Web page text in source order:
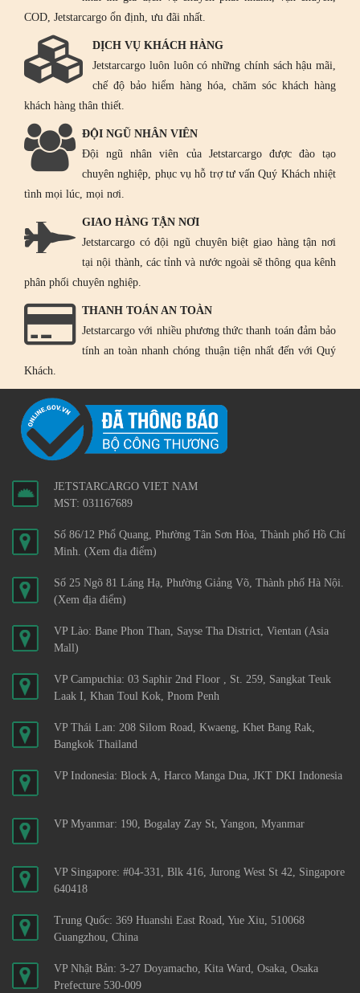
COD, Jetstarcargo ổn định, ưu đãi nhất.
DỊCH VỤ KHÁCH HÀNG
Jetstarcargo luôn luôn có những chính sách hậu mãi,
chế độ bảo hiểm hàng hóa, chăm sóc khách hàng
khách hàng thân thiết.
ĐỘI NGŨ NHÂN VIÊN
Đội ngũ nhân viên của Jetstarcargo được đào tạo
chuyên nghiệp, phục vụ hỗ trợ tư vấn Quý Khách nhiệt
tình mọi lúc, mọi nơi.
GIAO HÀNG TẬN NƠI
Jetstarcargo có đội ngũ chuyên biệt giao hàng tận nơi
tại nội thành, các tỉnh và nước ngoài sẽ thông qua kênh
phân phối chuyên nghiệp.
THANH TOÁN AN TOÀN
Jetstarcargo với nhiều phương thức thanh toán đảm bảo
tính an toàn nhanh chóng thuận tiện nhất đến với Quý
Khách.
JETSTARCARGO VIET NAM
MST: 031167689
Số 86/12 Phổ Quang, Phường Tân Sơn Hòa, Thành phố Hồ Chí
Minh. (Xem địa điểm)
Số 25 Ngõ 81 Láng Hạ, Phường Giảng Võ, Thành phố Hà Nội.
(Xem địa điểm)
VP Lào: Bane Phon Than, Sayse Tha District, Vientan (Asia
Mall)
VP Campuchia: 03 Saphir 2nd Floor , St. 259, Sangkat Teuk
Laak I, Khan Toul Kok, Pnom Penh
VP Thái Lan: 208 Silom Road, Kwaeng, Khet Bang Rak,
Bangkok Thailand
VP Indonesia: Block A, Harco Manga Dua, JKT DKI Indonesia
VP Myanmar: 190, Bogalay Zay St, Yangon, Myanmar
VP Singapore: #04-331, Blk 416, Jurong West St 42, Singapore
640418
Trung Quốc: 369 Huanshi East Road, Yue Xiu, 510068
Guangzhou, China
VP Nhật Bản: 3-27 Doyamacho, Kita Ward, Osaka, Osaka
Prefecture 530-009